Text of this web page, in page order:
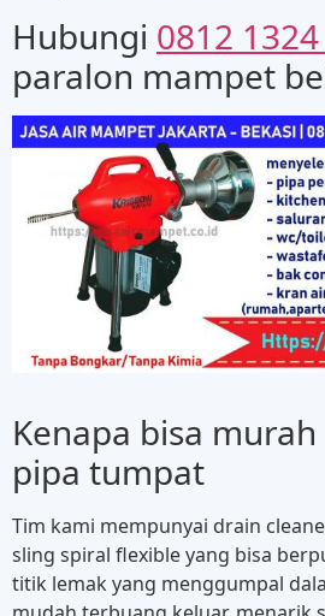
Hubungi 0812
paralon mampet
Kenapa bisa
pipa tumpat
Tim kami mempunyai drain
sling spiral flexible yang bisa
titik lemak yang menggumpal